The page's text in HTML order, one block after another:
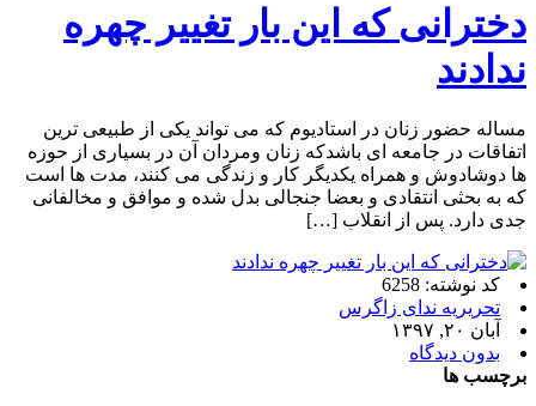
دخترانی که این بار تغییر چهره
ندادند
مساله حضور زنان در استادیوم که می تواند یکی از طبیعی ترین
اتفاقات در جامعه ای باشدکه زنان ومردان آن در بسیاری از حوزه
ها دوشادوش و همراه یکدیگر کار و زندگی می کنند، مدت ها است
که به بحثی انتقادی و بعضا جنجالی بدل شده و موافق و مخالفانی
جدی دارد. پس از انقلاب […]
کد نوشته: 6258
تحریریه ندای زاگرس
آبان ۲۰, ۱۳۹۷
بدون دیدگاه
برچسب ها